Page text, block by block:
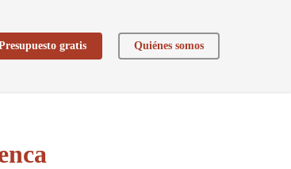
gratis Quiénes somos